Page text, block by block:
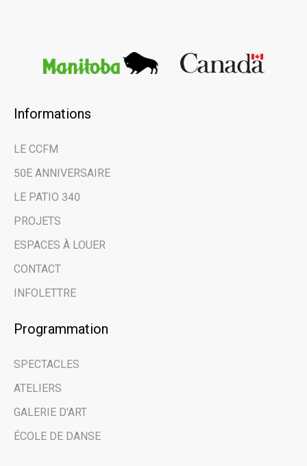
Informations
LE CCFM
50E ANNIVERSAIRE
LE PATIO 340
PROJETS
ESPACES À LOUER
CONTACT
INFOLETTRE
Programmation
SPECTACLES
ATELIERS
GALERIE D'ART
ÉCOLE DE DANSE